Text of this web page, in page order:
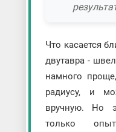
Что касается
двутавра -
намного
радиусу, и
вручную. Но
только